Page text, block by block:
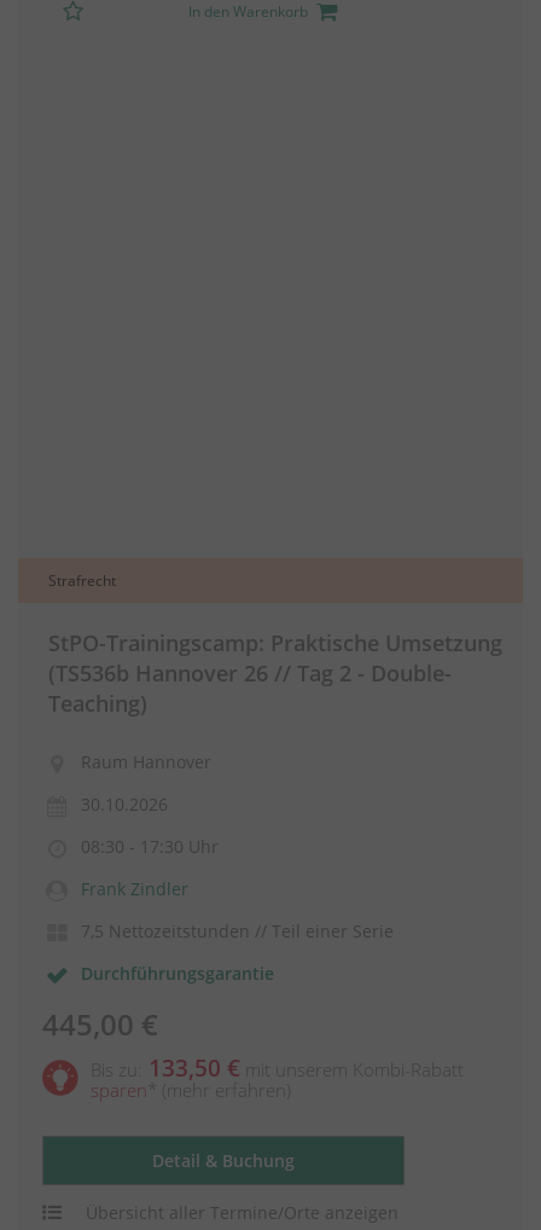
In den Warenkorb
Strafrecht
StPO-Trainingscamp: Praktische Umsetzung
(TS536b Hannover 26 // Tag 2 - Double-
Teaching)
Raum Hannover
30.10.2026
08:30 - 17:30 Uhr
Frank Zindler
7,5 Nettozeitstunden // Teil einer Serie
Durchführungsgarantie
445,00 €
Bis zu: 133,50 € mit unserem Kombi-Rabatt
sparen
(mehr erfahren)
Detail & Buchung
Übersicht aller Termine/Orte anzeigen